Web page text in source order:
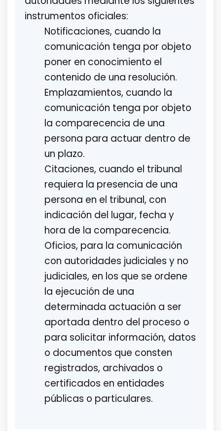
instrumentos oficiales:
Notificaciones, cuando la
comunicación tenga por objeto
poner en conocimiento el
contenido de una resolución.
Emplazamientos, cuando la
comunicación tenga por objeto
la comparecencia de una
persona para actuar dentro de
un plazo.
Citaciones, cuando el tribunal
requiera la presencia de una
persona en el tribunal, con
indicación del lugar, fecha y
hora de la comparecencia.
Oficios, para la comunicación
con autoridades judiciales y no
judiciales, en los que se ordene
la ejecución de una
determinada actuación a ser
aportada dentro del proceso o
para solicitar información, datos
o documentos que consten
registrados, archivados o
certificados en entidades
públicas o particulares.